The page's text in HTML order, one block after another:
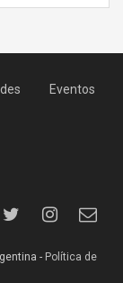
Eventos
- Política de